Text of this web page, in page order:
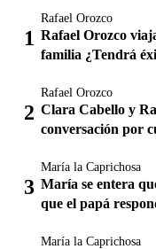
Rafael Orozco
Rafael Orozco
familia ¿Tendrá
Rafael Orozco
Clara Cabello y
conversación por
María la Caprichosa
María se entera
que el papá
María la Caprichosa